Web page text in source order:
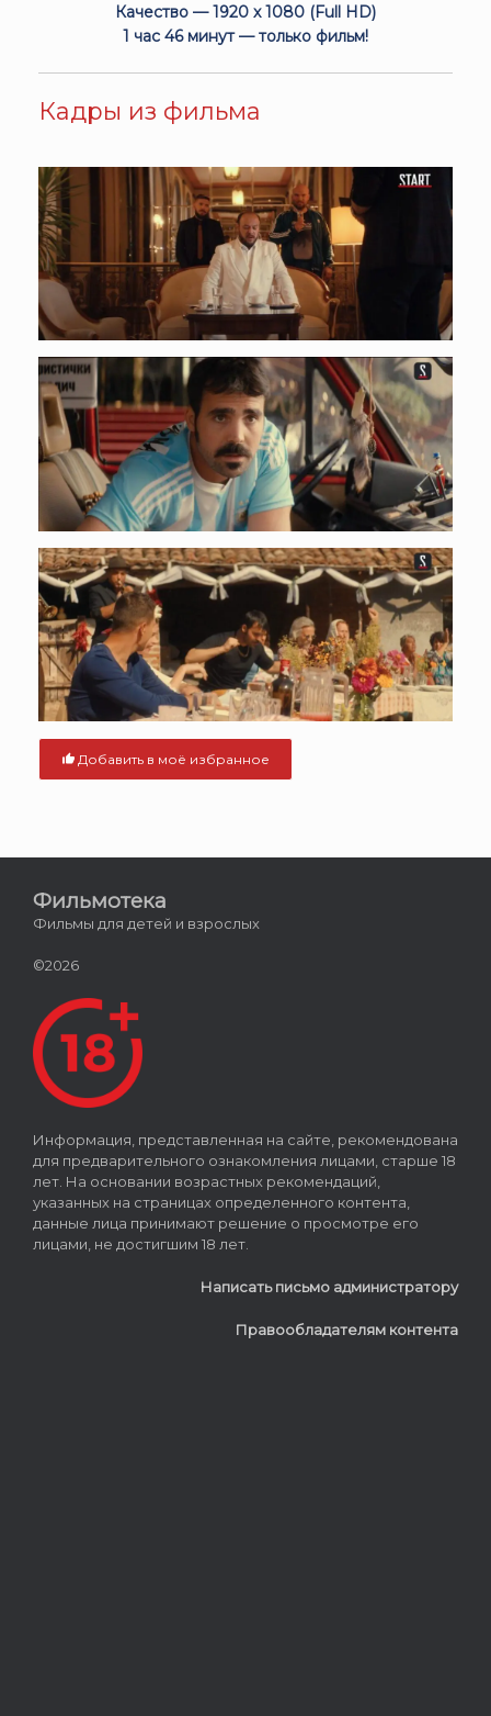
Качество — 1920 x 1080 (Full HD)
1 час 46 минут — только фильм!
Кадры из фильма
Добавить в моё избранное
Фильмотека
Фильмы для детей и взрослых
©2026
Информация, представленная на сайте, рекомендована
для предварительного ознакомления лицами, старше 18
лет. На основании возрастных рекомендаций,
указанных на страницах определенного контента,
данные лица принимают решение о просмотре его
лицами, не достигшим 18 лет.
Написать письмо администратору
Правообладателям контента